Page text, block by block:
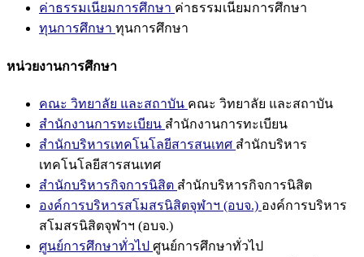
ค่าธรรมเนียมการศึกษา ค่าธรรมเนียมการศึกษา
ทุนการศึกษา ทุนการศึกษา
หน่วยงานการศึกษา
คณะ วิทยาลัย และสถาบัน คณะ วิทยาลัย และสถาบัน
สำนักงานการทะเบียน สำนักงานการทะเบียน
สำนักบริหารเทคโนโลยีสารสนเทศ สำนักบริหาร
เทคโนโลยีสารสนเทศ
สำนักบริหารกิจการนิสิต สำนักบริหารกิจการนิสิต
องค์การบริหารสโมสรนิสิตจุฬาฯ (อบจ.) องค์การบริหาร
สโมสรนิสิตจุฬาฯ (อบจ.)
ศูนย์การศึกษาทั่วไป ศูนย์การศึกษาทั่วไป